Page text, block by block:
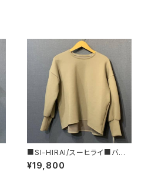
■SI-HIRAI/スーヒライ■バー
ティカル サーモライトバルーンス
リーブ プルオーバー■3803V
¥19,800